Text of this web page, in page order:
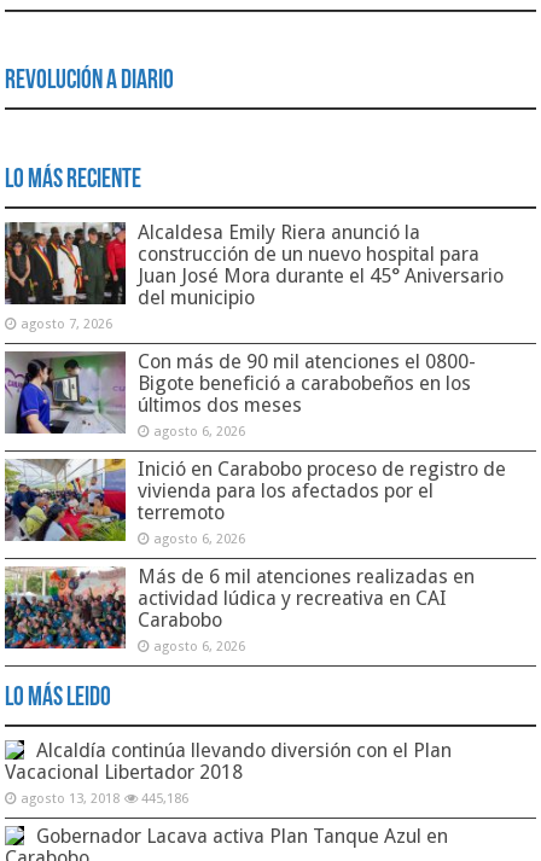
Revolución a Diario
Lo Más Reciente
Alcaldesa Emily Riera anunció la
construcción de un nuevo hospital para
Juan José Mora durante el 45° Aniversario
del municipio
agosto 7, 2026
Con más de 90 mil atenciones el 0800-
Bigote benefició a carabobeños en los
últimos dos meses
agosto 6, 2026
Inició en Carabobo proceso de registro de
vivienda para los afectados por el
terremoto
agosto 6, 2026
Más de 6 mil atenciones realizadas en
actividad lúdica y recreativa en CAI
Carabobo
agosto 6, 2026
Lo Más Leido
Alcaldía continúa llevando diversión con el Plan
Vacacional Libertador 2018
agosto 13, 2018 445,186
Gobernador Lacava activa Plan Tanque Azul en